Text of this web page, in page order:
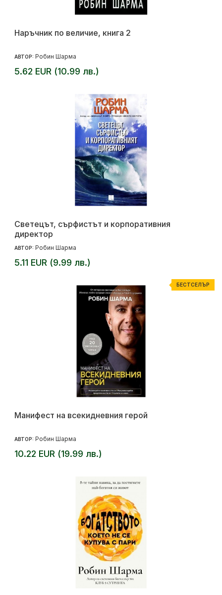
Наръчник по величие, книга 2
АВТОР: Робин Шарма
5.62 EUR (10.99 лв.)
Светецът, сърфистът и корпоративния
директор
АВТОР: Робин Шарма
5.11 EUR (9.99 лв.)
БЕСТСЕЛЪР
Манифест на всекидневния герой
АВТОР: Робин Шарма
10.22 EUR (19.99 лв.)